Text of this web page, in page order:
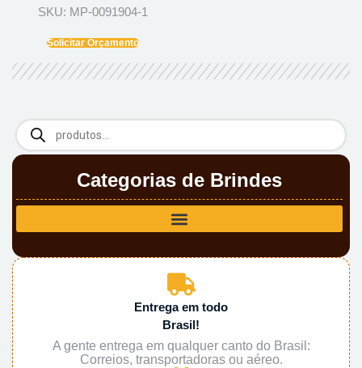
Categorias de Brindes
Entrega em todo
Brasil!
A gente entrega em qualquer canto do Brasil:
Correios, transportadoras ou aéreo.
SKU: MP-0091904-1
Solicitar Orçamento